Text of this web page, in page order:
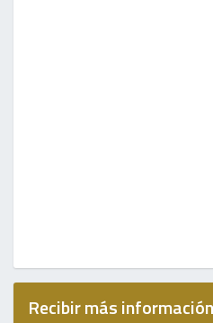
Recibir más información